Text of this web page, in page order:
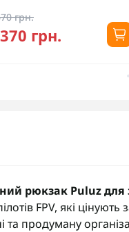
грн.
грн.
рюкзак Puluz для
FPV, які
та продуману